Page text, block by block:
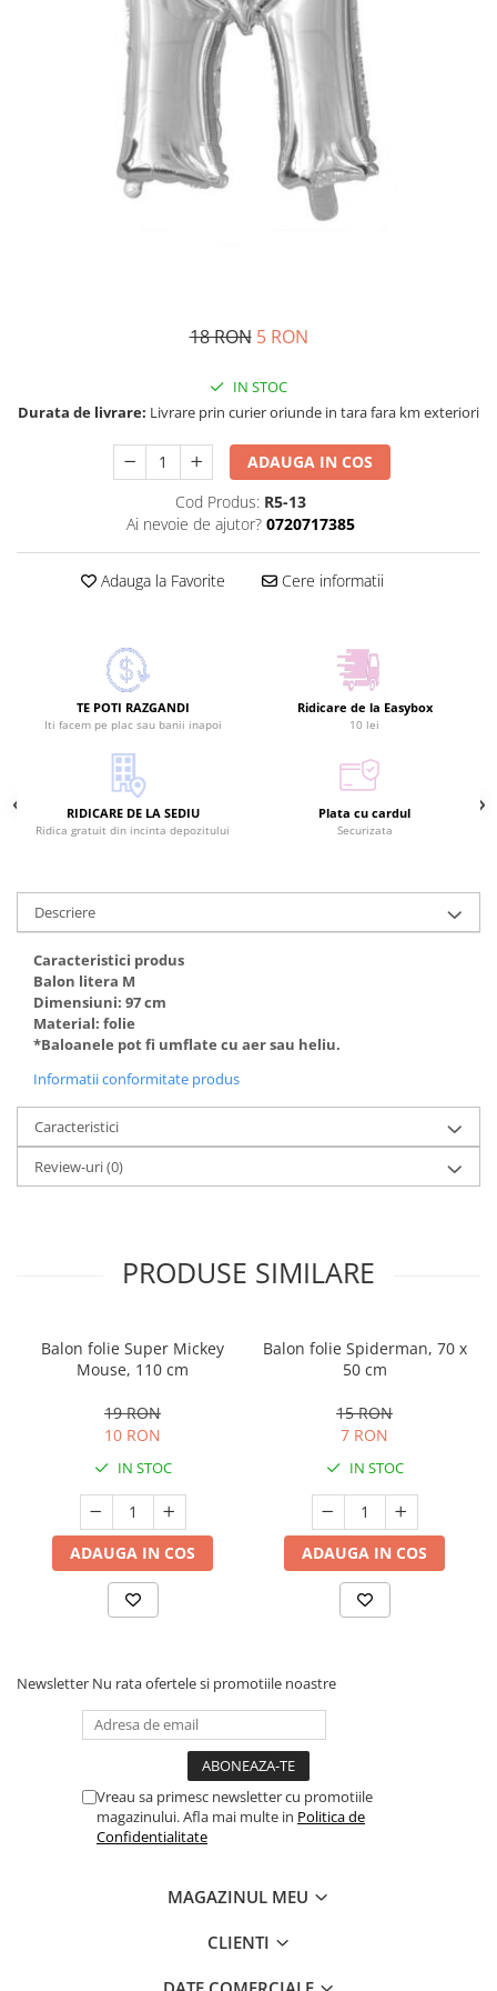
Costume Printi
Costume Vrajitoare Copii
Costume pentru Halloween
Costume Populare
Pinata petreceri
18 RON 5 RON
IN STOC
Durata de livrare: Livrare prin curier oriunde in tara fara km exteriori
ADAUGA IN COS
Cod Produs: R5-13
Ai nevoie de ajutor? 0720717385
Adauga la Favorite Cere informatii
TE POTI RAZGANDI
Iti facem pe plac sau banii inapoi
Ridicare de la Easybox
10 lei
RIDICARE DE LA SEDIU
Ridica gratuit din incinta depozitului
Plata cu cardul
Securizata
Descriere
Caracteristici produs
Balon litera M
Dimensiuni: 97 cm
Material: folie
*Baloanele pot fi umflate cu aer sau heliu.
Informatii conformitate produs
Caracteristici
Review-uri(0)
PRODUSE SIMILARE
Balon folie Super Mickey
Mouse, 110 cm
19 RON
10 RON
IN STOC
ADAUGA IN COS
Balon folie Spiderman, 70 x
50 cm
15 RON
7 RON
IN STOC
ADAUGA IN COS
Newsletter Nu rata ofertele si promotiile noastre
Vreau sa primesc newsletter cu promotiile
magazinului. Afla mai multe in Politica de
Confidentialitate
MAGAZINUL MEU
CLIENTI